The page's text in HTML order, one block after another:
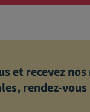
et recevez
rendez-vous